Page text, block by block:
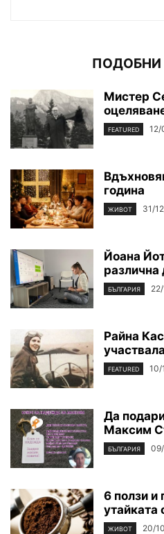
ПОДОБНИ
Мистер
FEATURED 12/
година
ЖИВОТ 31/
Йоана
различна
БЪЛГАРИЯ
Райна
FEATURED 10/
Да
Максим
БЪЛГАРИЯ
6 ползи и
утайката
ЖИВОТ 20/